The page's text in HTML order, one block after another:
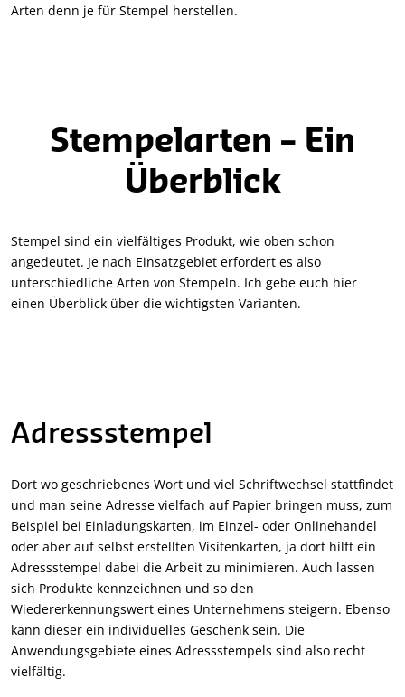
Arten denn je für Stempel herstellen.
Stempelarten – Ein
Überblick
Stempel sind ein vielfältiges Produkt, wie oben schon
angedeutet. Je nach Einsatzgebiet erfordert es also
unterschiedliche Arten von Stempeln. Ich gebe euch hier
einen Überblick über die wichtigsten Varianten.
Adressstempel
Dort wo geschriebenes Wort und viel Schriftwechsel stattfindet
und man seine Adresse vielfach auf Papier bringen muss, zum
Beispiel bei Einladungskarten, im Einzel- oder Onlinehandel
oder aber auf selbst erstellten Visitenkarten, ja dort hilft ein
Adressstempel dabei die Arbeit zu minimieren. Auch lassen
sich Produkte kennzeichnen und so den
Wiedererkennungswert eines Unternehmens steigern. Ebenso
kann dieser ein individuelles Geschenk sein. Die
Anwendungsgebiete eines Adressstempels sind also recht
vielfältig.